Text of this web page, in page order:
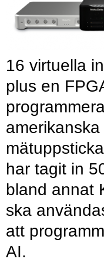
16 virtuella
plus en
har tagit in
bland annat
ska
att
AI.